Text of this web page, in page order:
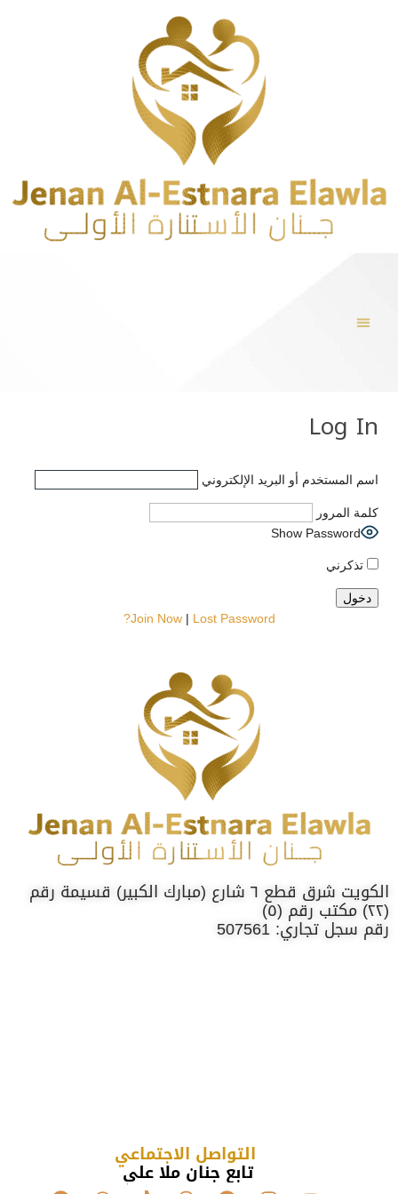
Log In
اسم المستخدم أو البريد الإلكتروني
كلمة المرور
Show Password
تذكرني
Join Now| Lost Password?
الكويت شرق قطع ٦ شارع (مبارك الكبير) قسيمة رقم
(٢٢) مكتب رقم (٥)
رقم سجل تجاري: 507561
التواصل الاجتماعي
تابع جنان ملا علي